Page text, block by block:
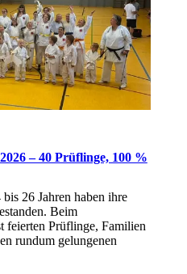
– 40 Prüflinge, 100 %
26 Jahren haben ihre
Beim
feierten Prüflinge, Familien
rundum gelungenen